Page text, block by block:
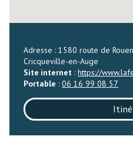
Adresse : 1580 route de
Cricqueville-en-Auge
Site internet :https://
Portable :06 16 99 08 57